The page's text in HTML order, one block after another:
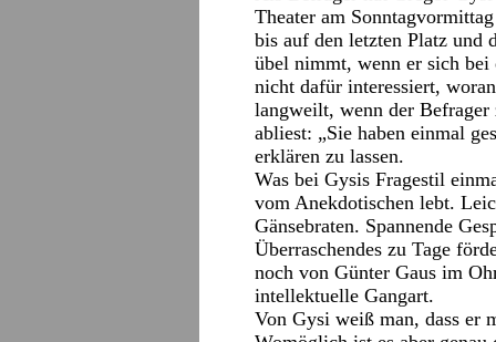
Theater am
bis auf den letzten Platz und
übel nimmt, wenn er sich
nicht dafür interessiert,
langweilt, wenn der
abliest: „Sie haben einmal
erklären zu lassen.
Was bei Gysis Fragestil
vom Anekdotischen lebt.
Gänsebraten. Spannende
Überraschendes zu Tage
noch von Günter Gaus im
intellektuelle Gangart.
Von Gysi weiß man, dass er